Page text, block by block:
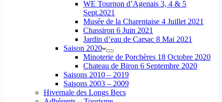
WE Tournon d’Agenais 3, 4 & 5
Sept.2021
Musée de la Charentaise 4 Juillet 2021
Chassiron 6 Juin 2021
Jardin d’eau de Carsac 8 Mai 2021
Saison 2020
Minoterie de Porchères 18 Octobre 2020
Chateau de Biron 6 Septembre 2020
Saisons 2010 – 2019
Saisons 2003 – 2009
Hivernale des Longs Becs